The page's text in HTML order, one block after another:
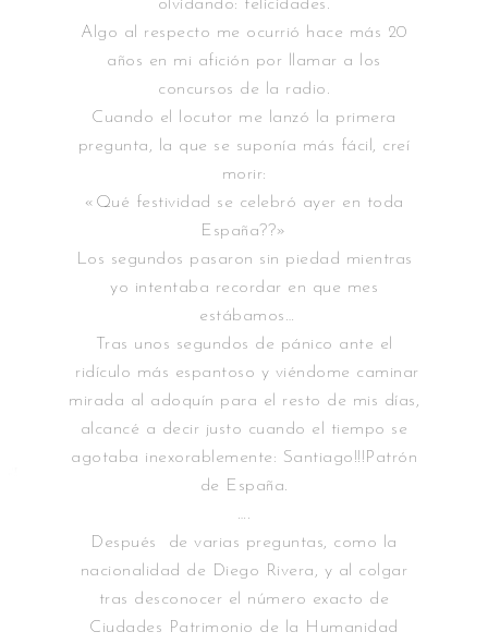
olvidando: felicidades.
Algo al respecto me ocurrió hace más 20
años en mi afición por llamar a los
concursos de la radio.
Cuando el locutor me lanzó la primera
pregunta, la que se suponía más fácil, creí
morir:
«Qué festividad se celebró ayer en toda
España??»
Los segundos pasaron sin piedad mientras
yo intentaba recordar en que mes
estábamos…
Tras unos segundos de pánico ante el
ridículo más espantoso y viéndome caminar
mirada al adoquín para el resto de mis días,
alcancé a decir justo cuando el tiempo se
agotaba inexorablemente: Santiago!!!Patrón
de España.
….
Después de varias preguntas, como la
nacionalidad de Diego Rivera, y al colgar
tras desconocer el número exacto de
Ciudades Patrimonio de la Humanidad